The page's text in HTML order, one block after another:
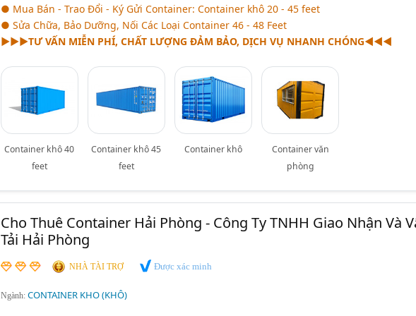
● Mua Bán - Trao Đổi - Ký Gửi Container: Container khô 20 - 45 feet
● Sửa Chữa, Bảo Dưỡng, Nối Các Loại Container 46 - 48 Feet
►►►TƯ VẤN MIỄN PHÍ, CHẤT LƯỢNG ĐẢM BẢO, DỊCH VỤ NHANH CHÓNG◄◄◄
Container khô 40
feet
Container khô 45
feet
Container khô
Container văn
phòng
Cho Thuê Container Hải Phòng - Công Ty TNHH Giao Nhận Và
Tải Hải Phòng
NHÀ TÀI TRỢ Được xác minh
Ngành: CONTAINER KHO (KHÔ)